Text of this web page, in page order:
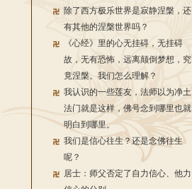
除了西方极乐世界是寂静涅槃，还
有其他的涅槃世界吗？
《心经》里的心无挂碍，无挂碍
故，无有恐怖，远离颠倒梦想，究
竟涅槃。我们怎么理解？
我认识的一些莲友，法师以为净土
法门就是这样，佛号念到哪里也就
明白到哪里。
我们是信心往生？还是念佛往生
呢？
居士：师父否定了自力信心、他力